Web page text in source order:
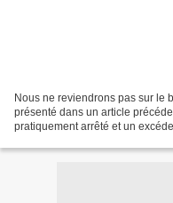
Nous ne reviendrons pas sur le
présenté dans un article
pratiquement arrêté et un